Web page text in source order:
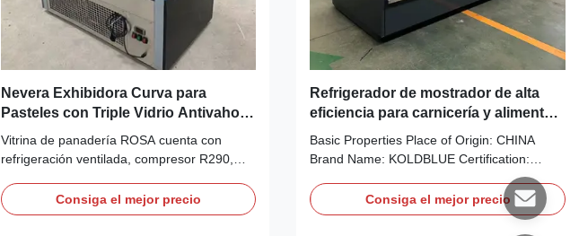
Nevera Exhibidora Curva para
Pasteles con Triple Vidrio Antivaho,
Refrigerante R290 y Termostato
Digital Dixell
Vitrina de panadería ROSA cuenta con
refrigeración ventilada, compresor R290,
termostato Dixell y bandeja de
autoevaporación. Certificado CE/CB con
Consiga el mejor precio
Refrigerador de mostrador de alta
eficiencia para carnicería y alimentos,
con compresor, ángulo recto y tapa
plana
Basic Properties Place of Origin: CHINA
Brand Name: KOLDBLUE Certification:
CE,CB, SABER, GEMS Model Number:
PHEA R Trading Properties Minimum Order
Quantity: 1 Units Price: Negotiation Payment
Consiga el mejor precio